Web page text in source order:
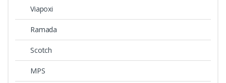
Viapoxi
Ramada
Scotch
MPS